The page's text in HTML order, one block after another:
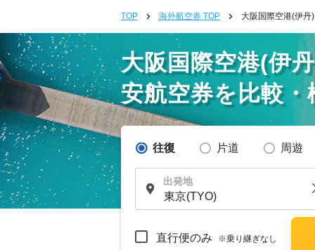
TOP 海外航空券 TOP 大阪国際空港(伊丹
大阪国際空港(伊
安航空券を比較・
往復 片道 周遊
出発地
直行便のみ ※乗り継ぎなし